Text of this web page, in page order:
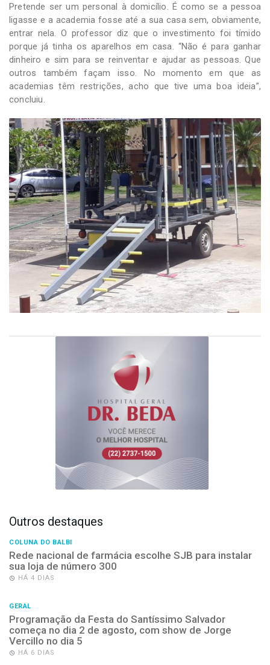
Pretende ser um personal à domicílio. É como se a pessoa
ligasse e a academia fosse até a sua casa sem, obviamente,
entrar nela. O professor diz que o investimento foi tímido
porque já tinha os aparelhos em casa. “Não é para ganhar
dinheiro e sim para se reinventar e ajudar as pessoas. Que
outros também façam isso. No momento em que as
academias têm restrições, acho que tive uma boa ideia”,
concluiu.
Outros destaques
COLUNA DO BALBI
Rede nacional de farmácia escolhe SJB para instalar
sua loja de número 300
HÁ 4 DIAS
GERAL
Programação da Festa do Santíssimo Salvador
começa no dia 2 de agosto, com show de Jorge
Vercillo no dia 5
HÁ 6 DIAS